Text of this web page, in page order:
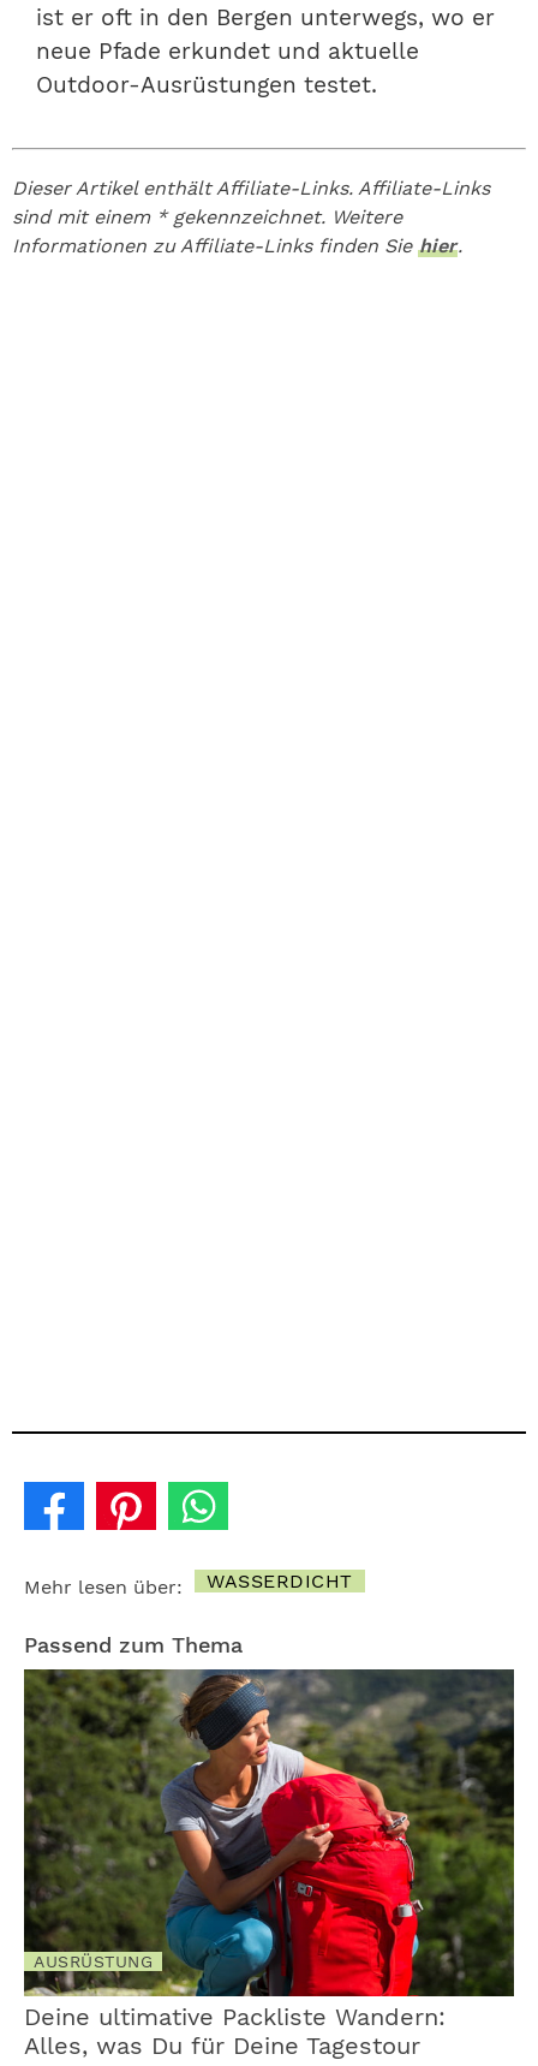
ist er oft in den Bergen unterwegs, wo er
neue Pfade erkundet und aktuelle
Outdoor-Ausrüstungen testet.
Dieser Artikel enthält Affiliate-Links. Affiliate-Links
sind mit einem * gekennzeichnet. Weitere
Informationen zu Affiliate-Links finden Sie hier.
Mehr lesen über: WASSERDICHT
Passend zum Thema
AUSRÜSTUNG
Deine ultimative Packliste Wandern:
Alles, was Du für Deine Tagestour